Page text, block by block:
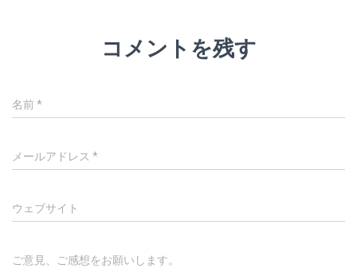
コメントを残す
名前*
メールアドレス *
ウェブサイト
ご意見、ご感想をお願いします。